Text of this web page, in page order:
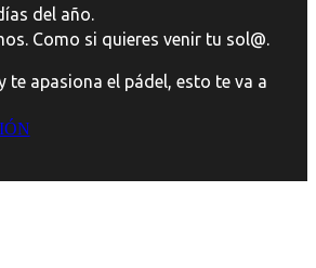
del año.
Como si quieres venir tu sol@.
te apasiona el pádel, esto te va a